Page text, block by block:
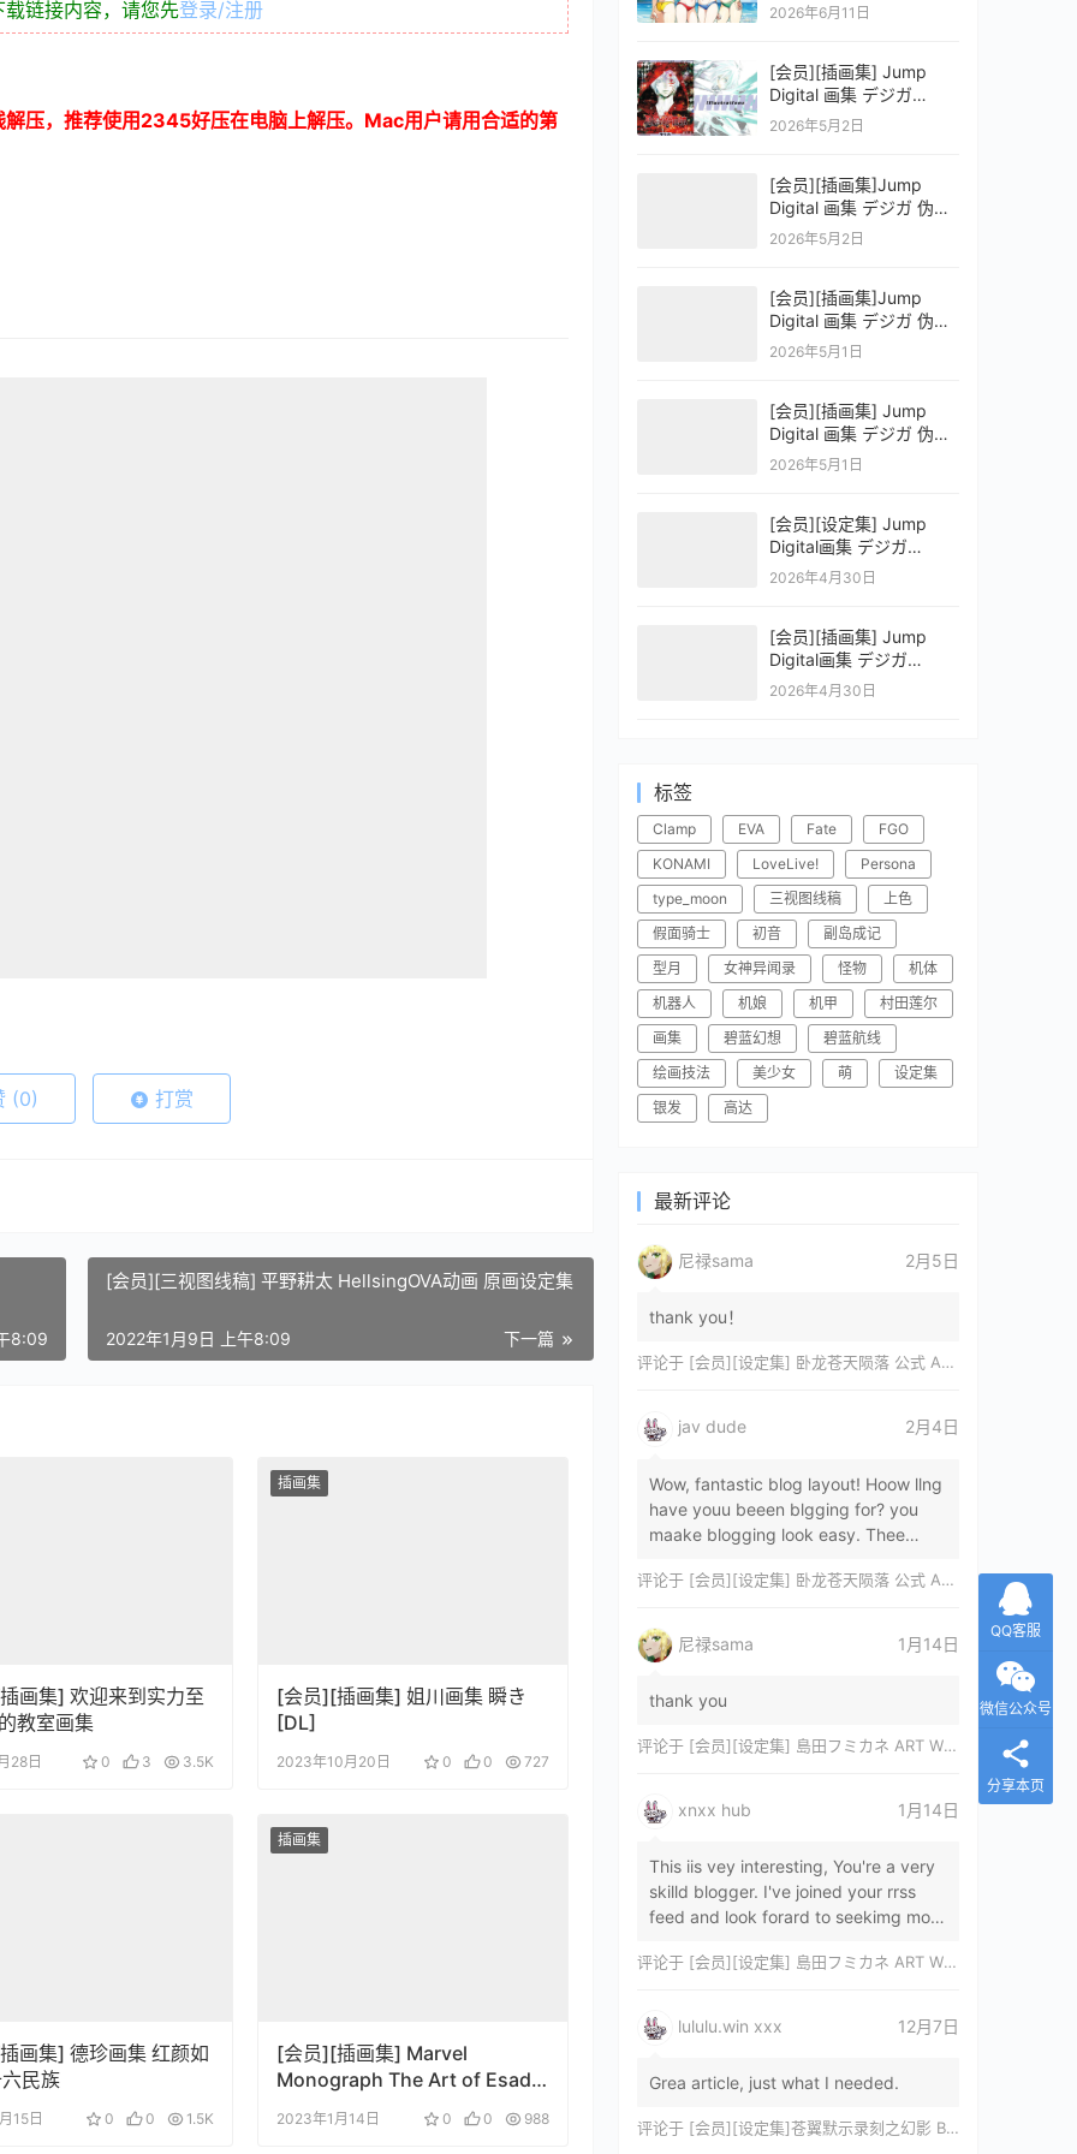
链接内容，请您先登录/注册
压，推荐使用2345好压在电脑上解压。 Mac用户请用合适的第
(0) 打赏
8:09
[会员][三视图线稿] 平野耕太 HellsingOVA动画 原画设定集
下一篇
2022年1月9日 上午8:09
画集] 欢迎来到实力至
教室画集
28日 0 3 3.5K
插画集
[会员][插画集] 姐川画集 瞬き
[DL]
2023年10月20日 0 0 727
画集] 德珍画集 红颜如
民族
15日 0 0 1.5K
插画集
[会员][插画集] Marvel
Monograph The Art of Esad
Ribic
2023年1月14日 0 0 988
OFFICIAL VISUAL
2026年6月11日
[会员][插画集] Jump
Digital 画集 デジガ
D.Gray-man
2026年5月2日
[会员][插画集]Jump
Digital 画集 デジガ 伪恋
ニセコイ 3
2026年5月2日
[会员][插画集]Jump
Digital 画集 デジガ 伪恋
ニセコイ 2
2026年5月1日
[会员][插画集] Jump
Digital 画集 デジガ 伪恋
ニセコイ 1
2026年5月1日
[会员][设定集] Jump
Digital画集 デジガ
CLAYMORE 2
2026年4月30日
[会员][插画集] Jump
Digital画集 デジガ
CLAYMORE 1
2026年4月30日
标签
Clamp EVA Fate
FGO
KONAMI
LoveLive!
Persona
type_moon
三视图线稿
上色
假面骑士
初音
副岛成记
型月
女神异闻录 怪物
机体
机器人
机娘 机甲
村田莲尔
画集
碧蓝幻想
碧蓝航线
绘画技法
美少女 萌
设定集
银发
高达
最新评论
尼禄sama 2月5日
thank you！
评论于 [会员][设定集] 卧龙苍天陨落 公式 ARTWORKS[DL]
jav dude 2月4日
Wow, fantastic blog layout! Hoow llng
have youu beeen blgging for? you
maake blogging look easy. Thee
magnificent, let…
评论于 [会员][设定集] 卧龙苍天陨落 公式 ARTWORKS[DL]
尼禄sama 1月14日
thank you
评论于 [会员][设定集] 島田フミカネ ART WORKS EXTRA Luminous Witches[DL]
xnxx hub 1月14日
This iis vey interesting, You're a very
skilld blogger. I've joined your rrss
feed and look forard to seekimg mor
评论于 [会员][设定集] 島田フミカネ ART WORKS EXTRA Luminous Witches[DL]
lululu.win xxx 12月7日
Grea article, just what I needed.
评论于 [会员][设定集]苍翼默示录刻之幻影 BLAZBLUE CHRONOPHANTASMA 公式設定資料集II
QQ客服
微信公众号
分享本页